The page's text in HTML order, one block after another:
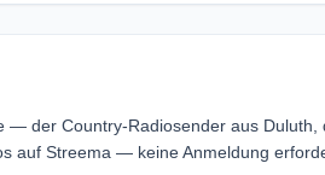
— der Country-Radiosender aus
auf Streema — keine Anmeldung